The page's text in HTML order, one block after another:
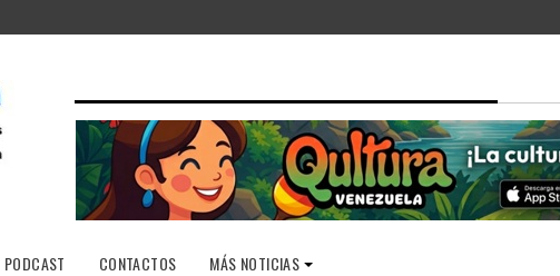
PODCAST CONTACTOS MÁS NOTICIAS